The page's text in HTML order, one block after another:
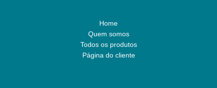
Home
Quem somos
Todos os produtos
Página do cliente